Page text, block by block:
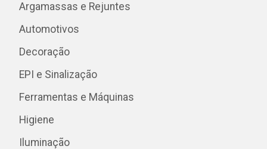
Argamassas e Rejuntes
Automotivos
Decoração
EPI e Sinalização
Ferramentas e Máquinas
Higiene
Iluminação